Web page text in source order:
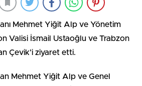
Mehmet Yiğit Alp ve Yönetim
Valisi İsmail Ustaoğlu ve Trabzon
Çevik’i ziyaret etti.
Mehmet Yiğit Alp ve Genel